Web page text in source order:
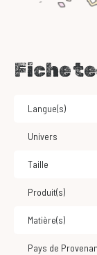
Fiche
Langue(s)
Univers
Taille
Produit(s)
Matière(s)
Pays de